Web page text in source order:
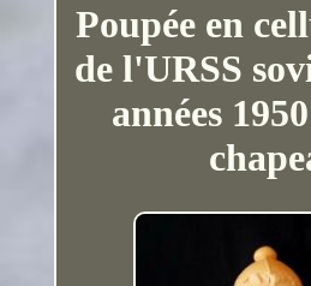
Poupée en
de l'URSS
années